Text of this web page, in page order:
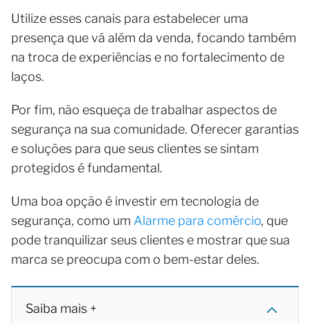
Utilize esses canais para estabelecer uma
presença que vá além da venda, focando também
na troca de experiências e no fortalecimento de
laços.
Por fim, não esqueça de trabalhar aspectos de
segurança na sua comunidade. Oferecer garantias
e soluções para que seus clientes se sintam
protegidos é fundamental.
Uma boa opção é investir em tecnologia de
segurança, como um Alarme para comércio, que
pode tranquilizar seus clientes e mostrar que sua
marca se preocupa com o bem-estar deles.
Saiba mais +